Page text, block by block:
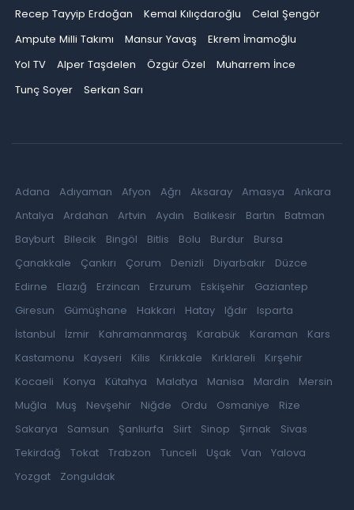
Recep Tayyip Erdoğan Kemal Kılıçdaroğlu
Celal Şengör
Ampute Milli Takımı
Mansur Yavaş
Ekrem İmamoğlu
Yol TV
Alper Taşdelen Özgür Özel
Muharrem İnce
Tunç Soyer
Serkan Sarı
Adana Adıyaman Afyon Ağrı Aksaray Amasya
Ankara
Antalya
Ardahan Artvin Aydın Balıkesir Bartın
Batman
Bayburt
Bilecik Bingöl Bitlis Bolu Burdur
Bursa
Çanakkale
Çankırı Çorum Denizli Diyarbakır
Düzce
Edirne
Elazığ Erzincan Erzurum Eskişehir
Gaziantep
Giresun
Gümüşhane Hakkari Hatay Iğdır
Isparta
İstanbul
İzmir Kahramanmaraş Karabük Karaman
Kars
Kastamonu
Kayseri Kilis Kırıkkale Kırklareli
Kırşehir
Kocaeli
Konya Kütahya Malatya Manisa Mardin
Mersin
Muğla
Muş Nevşehir Niğde Ordu Osmaniye
Rize
Sakarya
Samsun Şanlıurfa Siirt Sinop Şırnak
Sivas
Tekirdağ
Tokat Trabzon Tunceli Uşak Van
Yalova
Yozgat
Zonguldak